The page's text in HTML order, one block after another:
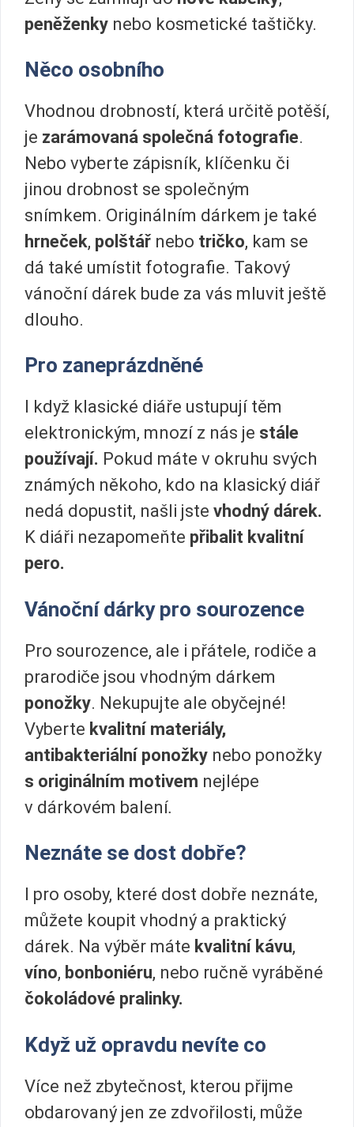
peněženky nebo kosmetické taštičky.
Něco osobního
Vhodnou drobností, která určitě potěší,
je zarámovaná společná fotografie.
Nebo vyberte zápisník, klíčenku či
jinou drobnost se společným
snímkem. Originálním dárkem je také
hrneček, polštář nebo tričko, kam se
dá také umístit fotografie. Takový
vánoční dárek bude za vás mluvit ještě
dlouho.
Pro zaneprázdněné
I když klasické diáře ustupují těm
elektronickým, mnozí z nás je stále
používají. Pokud máte v okruhu svých
známých někoho, kdo na klasický diář
nedá dopustit, našli jste vhodný dárek.
K diáři nezapomeňte přibalit kvalitní
pero.
Vánoční dárky pro sourozence
Pro sourozence, ale i přátele, rodiče a
prarodiče jsou vhodným dárkem
ponožky. Nekupujte ale obyčejné!
Vyberte kvalitní materiály,
antibakteriální ponožky nebo ponožky
s originálním motivem nejlépe
v dárkovém balení.
Neznáte se dost dobře?
I pro osoby, které dost dobře neznáte,
můžete koupit vhodný a praktický
dárek. Na výběr máte kvalitní kávu,
víno, bonboniéru, nebo ručně vyráběné
čokoládové pralinky.
Když už opravdu nevíte co
Více než zbytečnost, kterou přijme
obdarovaný jen ze zdvořilosti, může